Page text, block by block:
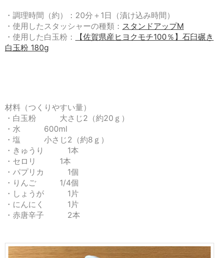
・調理時間（約）：20分＋1日（漬け込み時間）
・使用したスタッシャーの種類： スタンドアップМ
・使用した白玉粉：
【佐賀県産ヒヨクモチ100％】石臼碾き
白玉粉 180g
材料（つくりやすい量）
・白玉粉 大さじ2（約20ｇ）
・水 600ml
・塩 小さじ2（約8ｇ）
・きゅうり 1本
・セロリ 1本
・パプリカ 1個
・りんご 1/4個
・しょうが 1片
・にんにく 1片
・赤唐辛子 2本